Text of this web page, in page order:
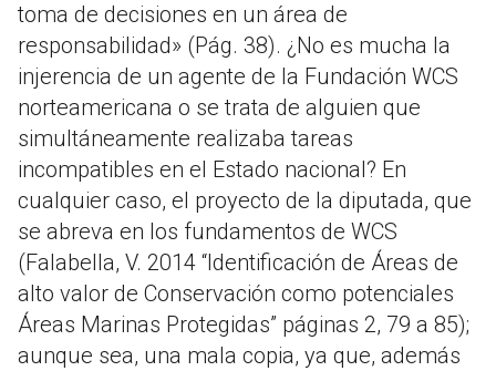
toma de decisiones en un área de
responsabilidad» (Pág. 38). ¿No es mucha la
injerencia de un agente de la Fundación WCS
norteamericana o se trata de alguien que
simultáneamente realizaba tareas
incompatibles en el Estado nacional? En
cualquier caso, el proyecto de la diputada, que
se abreva en los fundamentos de WCS
(Falabella, V. 2014 “Identificación de Áreas de
alto valor de Conservación como potenciales
Áreas Marinas Protegidas” páginas 2, 79 a 85);
aunque sea, una mala copia, ya que, además